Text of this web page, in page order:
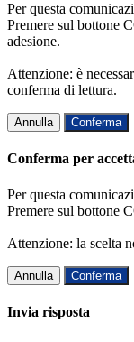
Per questa
Premere sul bottone
adesione.
Attenzione: è
conferma di lettura.
Annulla Conferma
Conferma per
Per questa
Premere sul bottone
Attenzione: la scelta
Annulla Conferma
Invia risposta